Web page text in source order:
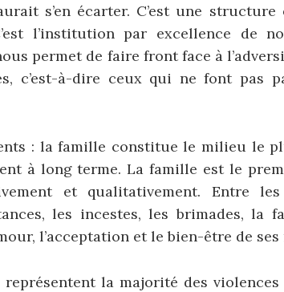
s’en écarter. C’est une structure
l’institution par excellence de
permet de faire front face à
c’est-à-dire ceux qui ne font pas
: la famille constitue le milieu le
à long terme. La famille est le
et qualitativement. Entre les
les incestes, les brimades, la
l’acceptation et le bien-être de ses
la majorité des violences